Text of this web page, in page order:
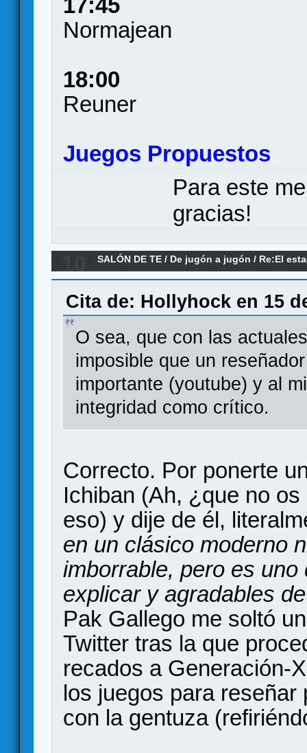
Normajean
18:00
Reuner
Juegos Propuestos
Para este
gracias!
SALÓN DE TE / De jugón a jugón / Re:El
Cita de: Hollyhock en 15
O sea, que con las
imposible que un
importante (youtube) y al
integridad como crítico.
Correcto. Por ponerte
Ichiban (Ah, ¿que no
eso) y dije de él,
en un clásico moderno
imborrable, pero es
explicar y agradables
Pak Gallego me soltó
Twitter tras la que
recados a Generación-
los juegos para
con la gentuza